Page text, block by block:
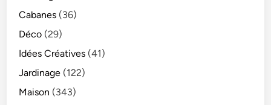
Cabanes (36)
Déco (29)
Idées Créatives (41)
Jardinage (122)
Maison (343)